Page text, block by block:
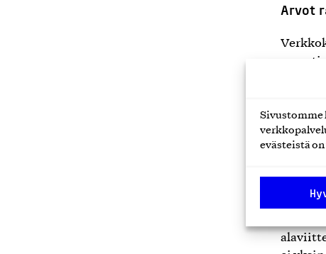
Sivustomme
evästeistä
Arvot
on
alle 35-